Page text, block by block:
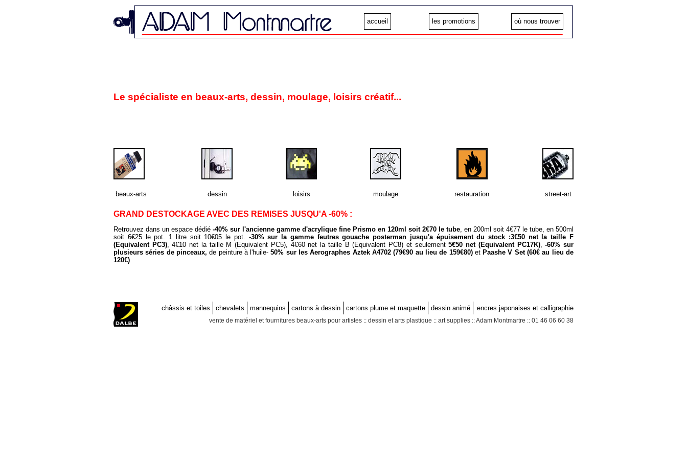
accueil les promotions où nous trouver
Le spécialiste en beaux-arts, dessin, moulage, loisirs créatif...
beaux-arts dessin loisirs moulage restauration street-art
GRAND DESTOCKAGE AVEC DES REMISES JUSQU'A -60% :
Retrouvez dans un espace dédié -40% sur l'ancienne gamme d'acrylique fine Prismo en 120ml soit 2€70 le tube, en 200ml soit 4€77 le tube, en 500ml
soit 6€25 le pot. 1 litre soit 10€05 le pot. -30% sur la gamme feutres gouache posterman jusqu'a épuisement du stock :3€50 net la taille F
(Equivalent PC3), 4€10 net la taille M (Equivalent PC5), 4€60 net la taille B (Equivalent PC8) et seulement5€50 net (Equivalent PC17K),-60% sur
plusieurs séries de pinceaux, de peinture à l'huile- 50% sur les Aerographes Aztek A4702 (79€90 au lieu de 159€80) etPaashe V Set (60€ au lieu de
120€)
châssis et toiles chevalets mannequins cartons à dessin cartons plume et maquette dessin animé encres japonaises et calligraphie
vente de matériel et fournitures beaux-arts pour artistes :: dessin et arts plastique :: art supplies :: Adam Montmartre :: 01 46 06 60 38